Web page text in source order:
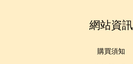
網站資訊
購買須知